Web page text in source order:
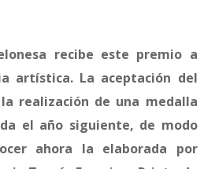
recibe este premio a
artística. La aceptación del
realización de una medalla
el año siguiente, de modo
ahora la elaborada por